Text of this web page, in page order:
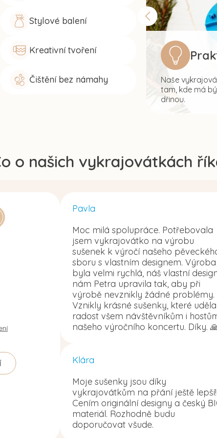
s
Stylové balení
Kreativní tvoření
Čištění bez námahy
Naše
tam, kde má
dřinou.
o našich vykrajovátkách
Pavla
Moc milá spolupráce. Potřebovala
jsem vykrajovátko na výrobu
sušenek k výročí našeho
sboru s vlastním designem. Výroba
byla velmi rychlá, náš vlastní
nám Petra upravila tak, aby při
výrobě nevznikly žádné problémy.
Vznikly krásné sušenky, které
radost všem návštěvníkům i
našeho výročního koncertu. Díky.
Klára
Moje sušenky jsou díky
vykrajovátkům na přání ještě lepší!
Cením originální designy a český
materiál. Rozhodně budu
doporučovat všude.